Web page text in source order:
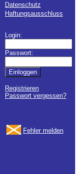
Datenschutz
Haftungsausschluss
Login:
Passwort:
Registrieren
Passwort vergessen?
Fehler melden